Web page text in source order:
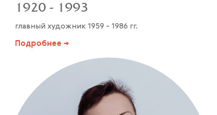
1920 - 1993
главный художник 1959 - 1986 гг.
Подробнее →